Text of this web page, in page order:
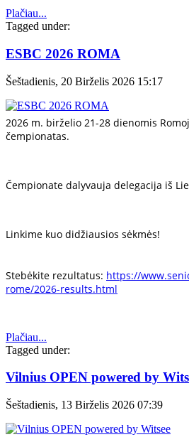
Plačiau...
Tagged under:
ESBC 2026 ROMA
Šeštadienis, 20 Birželis 2026 15:17
2026 m. birželio 21-28 dienomis
čempionatas.
Čempionate dalyvauja delegacija iš
Linkime kuo didžiausios sėkmės!
Stebėkite rezultatus: https://
rome/2026-results.html
Plačiau...
Tagged under:
Vilnius OPEN powered by
Šeštadienis, 13 Birželis 2026 07:39